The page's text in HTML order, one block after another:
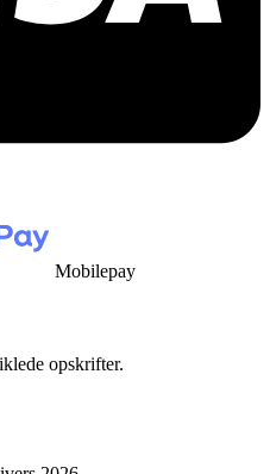
Mobilepay
opskrifter.